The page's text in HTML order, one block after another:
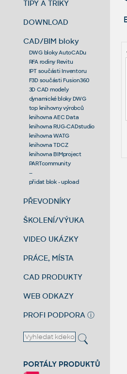
TIPY A TRIKY
DOWNLOAD
CAD/BIM bloky
DWG bloky AutoCADu
RFA rodiny Revitu
IPT součásti Inventoru
F3D součásti Fusion360
3D CAD modely
dynamické bloky DWG
top knihovny výrobců
knihovna AEC Data
knihovna RUG-CADstudio
knihovna WATG
knihovna TDCZ
knihovna BIMproject
PARTcommunity
--
přidat blok - upload
PŘEVODNÍKY
ŠKOLENÍ/VÝUKA
VIDEO UKÁZKY
PRÁCE, MÍSTA
CAD PRODUKTY
WEB ODKAZY
PROFI PODPORA ⓘ
PORTÁLY PRODUKTŮ